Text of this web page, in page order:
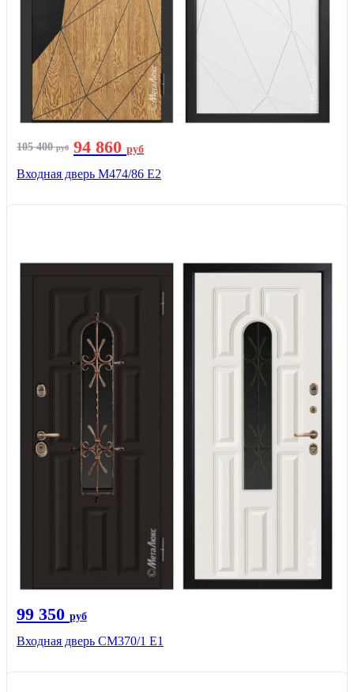
105 400руб 94 860 руб
Входная дверь М474/86 Е2
99 350 руб
Входная дверь СМ370/1 Е1